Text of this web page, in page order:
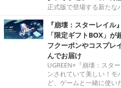
正式版で登場する新たな
『崩壊：スターレイル
「限定ギフトBOX」
フクーポンやコスプレ
んでお届け
UGREEN×『崩壊：スタ
ンされていて美しい！モ
ど、ゲームと一緒に使い